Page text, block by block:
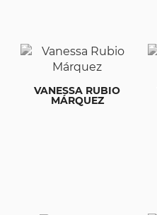
VANESSA RUBIO
MÁRQUEZ